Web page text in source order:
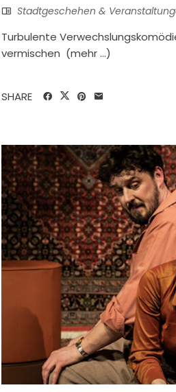
Stadtgeschehen &
Turbulente
vermischen (mehr …)
SHARE